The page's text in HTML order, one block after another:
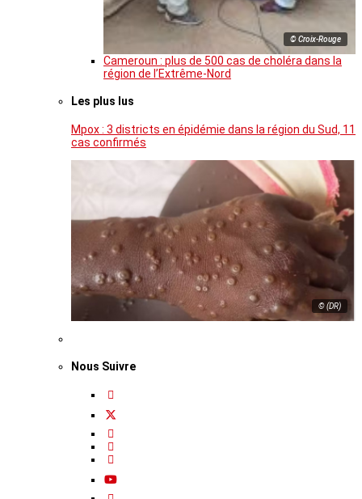
© Croix-Rouge
Cameroun : plus de 500 cas de choléra dans la
région de l’Extrême-Nord
Les plus lus
Mpox : 3 districts en épidémie dans la région du Sud, 11
cas confirmés
© (DR)
Nous Suivre